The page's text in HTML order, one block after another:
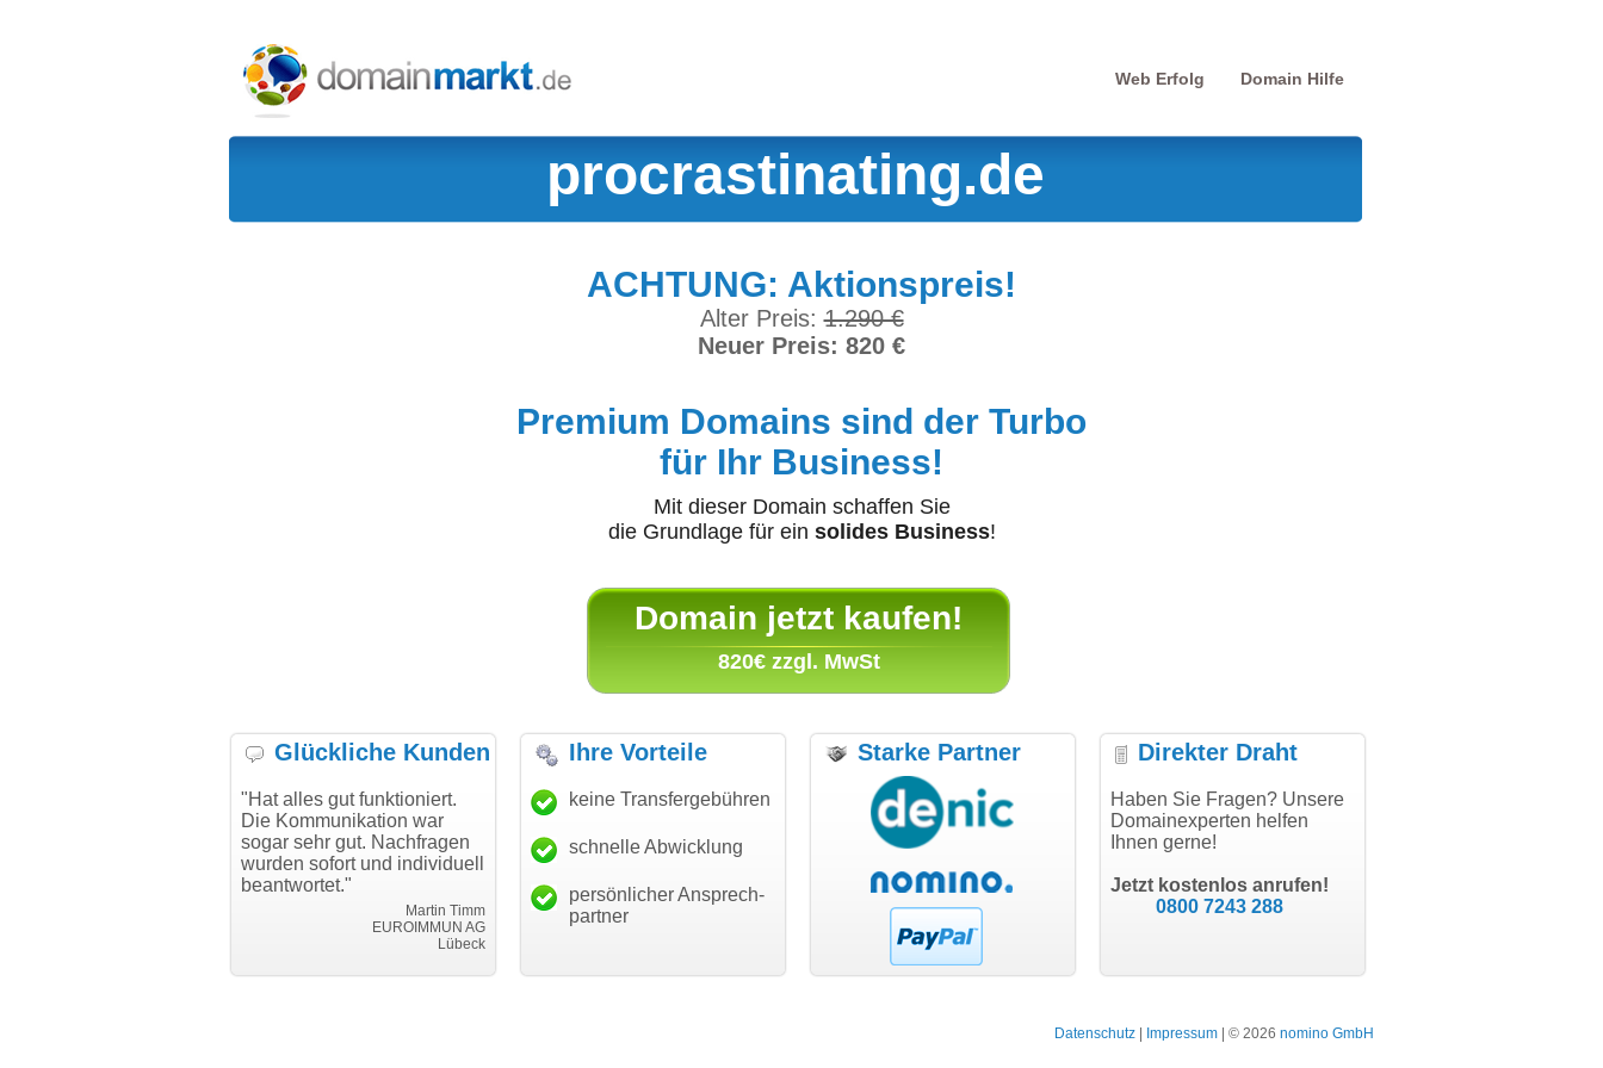
Web Erfolg Domain Hilfe
procrastinating.de
ACHTUNG: Aktionspreis!
Alter Preis:1.290 €
Neuer Preis: 820 €
Premium Domains sind der Turbo
für Ihr Business!
Mit dieser Domain schaffen Sie
die Grundlage für ein solides Business!
Domain jetzt kaufen!
820€ zzgl. MwSt
Glückliche Kunden
"Hat alles gut funktioniert.
Die Kommunikation war
sogar sehr gut. Nachfragen
wurden sofort und individuell
beantwortet."
Martin Timm
EUROIMMUN AG
Lübeck
"Danke für den schnellen
Transfer und guten Service!"
Thomas Schäfer
i can eckert communication GmbH
"Ich bin dankbar, meine
Wunschdomain gefunden zu
haben. Die Domain passt für
hundertprozentig."
Janina Köck
Leben im Einklang
leben-im-einklang.de
"Super Abwicklung, vielen
modern software GbR
Landau an der Isar
"Vielen Dank für den
Ihre Vorteile
keine Transfergebühren
schnelle Abwicklung
persönlicher Ansprech-
partner
Starke Partner Direkter Draht
Haben Sie Fragen? Unsere
Domainexperten helfen
Ihnen gerne!
Jetzt kostenlos anrufen!
0800 7243 288
Datenschutz Impressum | © 2026 nomino GmbH